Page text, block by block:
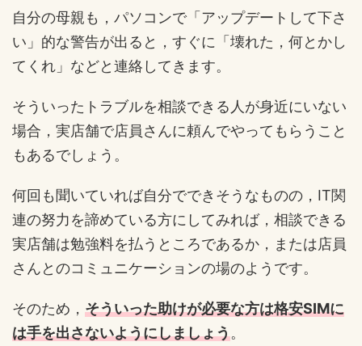
自分の母親も，パソコンで「アップデートして下さ
い」的な警告が出ると，すぐに「壊れた，何とかし
てくれ」などと連絡してきます。
そういったトラブルを相談できる人が身近にいない
場合，実店舗で店員さんに頼んでやってもらうこと
もあるでしょう。
何回も聞いていれば自分でできそうなものの，IT関
連の努力を諦めている方にしてみれば，相談できる
実店舗は勉強料を払うところであるか，または店員
さんとのコミュニケーションの場のようです。
そのため， そういった助けが必要な方は格安SIMに
は手を出さないようにしましょう。